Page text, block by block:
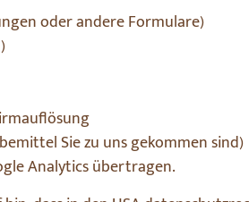
oder andere Formulare)
Sie zu uns gekommen sind)
Analytics übertragen.